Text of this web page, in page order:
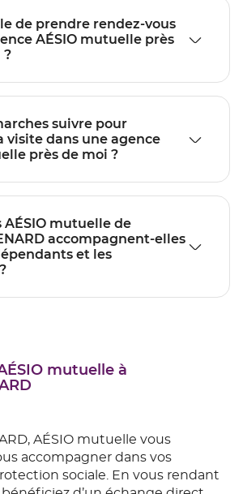
de prendre rendez-vous
près
?
suivre pour
visite dans une agence
près de moi ?
accompagnent-elles
et les
mutuelle à
AÉSIO mutuelle vous
accompagner dans vos
sociale. En vous rendant